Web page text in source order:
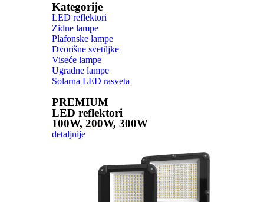
Kategorije
LED reflektori
Zidne lampe
Plafonske lampe
Dvorišne svetiljke
Viseće lampe
Ugradne lampe
Solarna LED rasveta
PREMIUM
LED reflektori
100W, 200W, 300W
detaljnije